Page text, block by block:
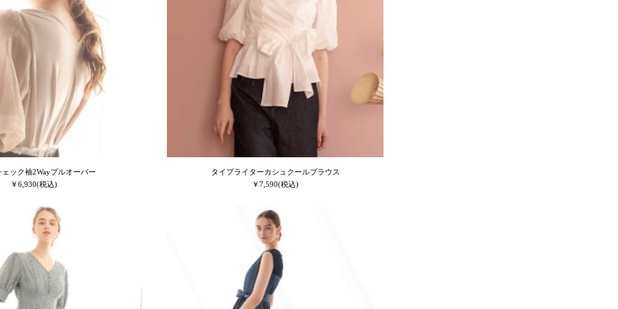
ック袖2Wayプルオーバー
￥6,930(税込)
タイプライターカシュクールブラウス
￥7,590(税込)